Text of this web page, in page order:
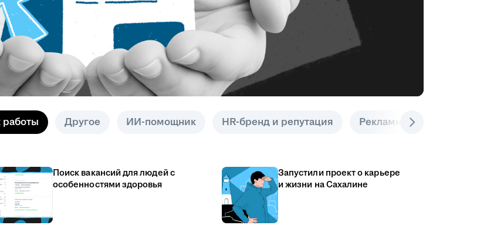
Другое ИИ-помощник HR-бренд и репутация Рекламные инструменты
Поиск вакансий для людей с
особенностями здоровья
Запустили проект о карьере
и жизни на Сахалине